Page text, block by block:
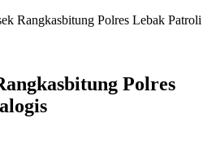
Rangkasbitung Polres Lebak Patroli
Polres